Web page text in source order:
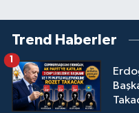
Trend Haberler
1